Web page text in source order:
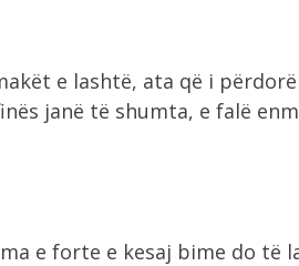
e lashtë, ata që i
janë të shumta, e falë
e forte e kesaj bime do të